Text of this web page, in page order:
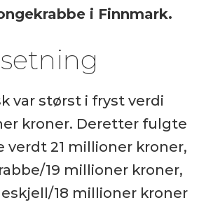
i Finnmark.
var størst i fryst verdi
kroner. Deretter fulgte
verdt 21 millioner kroner,
19 millioner kroner,
18 millioner kroner